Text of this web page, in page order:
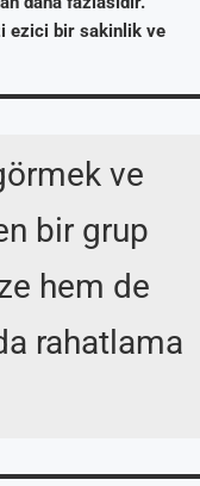
ezici bir sakinlik ve
ve
bir grup
hem de
rahatlama